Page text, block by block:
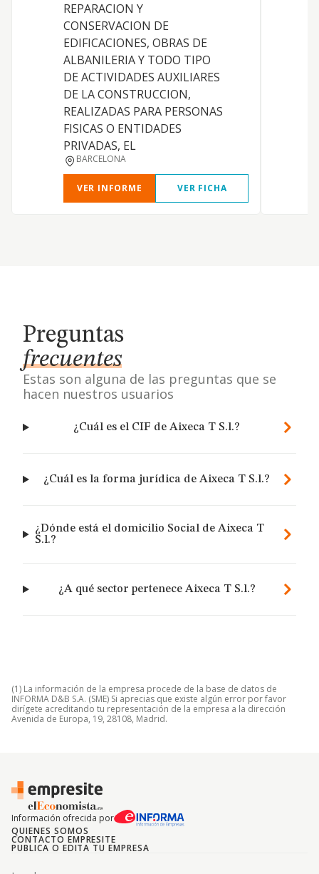
REPARACION Y
CONSERVACION DE
EDIFICACIONES, OBRAS DE
ALBANILERIA Y TODO TIPO
DE ACTIVIDADES AUXILIARES
DE LA CONSTRUCCION,
REALIZADAS PARA PERSONAS
FISICAS O ENTIDADES
PRIVADAS, EL
BARCELONA
VER INFORME VER FICHA
Preguntas
frecuentes
Estas son alguna de las preguntas que se
hacen nuestros usuarios
¿Cuál es el CIF de Aixeca T S.l.?
¿Cuál es la forma jurídica de Aixeca T S.l.?
¿Dónde está el domicilio Social de Aixeca T
S.l.?
¿A qué sector pertenece Aixeca T S.l.?
(1) La información de la empresa procede de la base de datos de
INFORMA D&B S.A. (SME) Si aprecias que existe algún error por favor
dirígete acreditando tu representación de la empresa a la dirección
Avenida de Europa, 19, 28108, Madrid.
Información ofrecida por
QUIENES SOMOS
CONTACTO EMPRESITE
PUBLICA O EDITA TU EMPRESA